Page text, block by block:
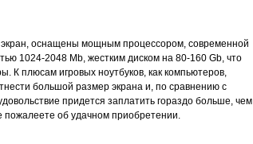
оснащены мощным процессором, современной
1024-2048 Mb, жестким диском на 80-160 Gb, что
К плюсам игровых ноутбуков, как компьютеров,
большой размер экрана и, по сравнению с
придется заплатить гораздо больше, чем
пожалеете об удачном приобретении.